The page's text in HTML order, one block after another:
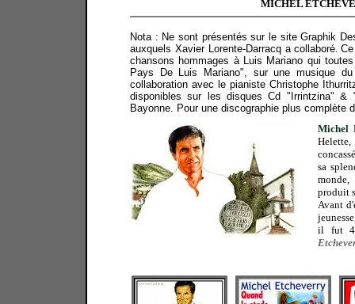
MICHEL
Nota : Ne sont présentés sur le site Graphik
auxquels Xavier Lorente-Darracq a collaboré .
chansons hommages à Luis Mariano qui
Pays De Luis Mariano", sur une musique
collaboration avec le pianiste Christophe
disponibles sur les disques Cd "Irrintzina" &
Bayonne. Pour une discographie plus complète
Michel
sa
produit
Avant
il fut 4